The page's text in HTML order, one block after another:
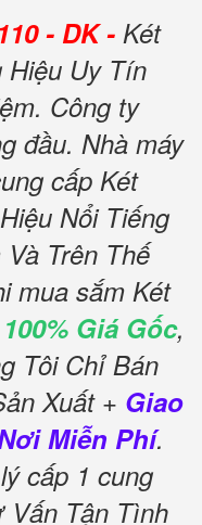
- DK - Két
Hiệu Uy Tín
Công ty
đầu. Nhà máy
cấp Két
Nổi Tiếng
Trên Thế
mua sắm Két
Giá Gốc,
Tôi Chỉ Bán
Xuất + Giao
Miễn Phí.
cấp 1 cung
Vấn Tận Tình